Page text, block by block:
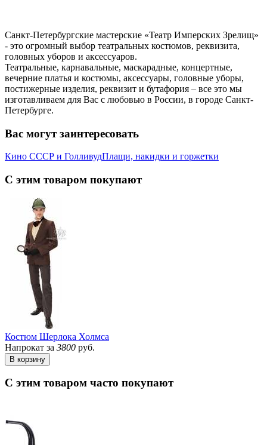
Санкт-Петербургские мастерские «Театр Имперских Зрелищ»
- это огромный выбор театральных костюмов, реквизита,
головных уборов и аксессуаров.
Театральные, карнавальные, маскарадные, концертные,
вечерние платья и костюмы, аксессуары, головные уборы,
постижерные изделия, реквизит и бутафория – все это мы
изготавливаем для Вас с любовью в России, в городе Санкт-
Петербурге.
Вас могут заинтересовать
Кино СССР и ГолливудПлащи, накидки и горжетки
С этим товаром покупают
Костюм Шерлока Холмса
Напрокат за 3800 руб.
В корзину
С этим товаром часто покупают